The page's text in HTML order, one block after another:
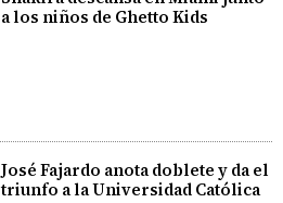
a los niños de Ghetto Kids
José Fajardo anota doblete y da el
triunfo a la Universidad Católica